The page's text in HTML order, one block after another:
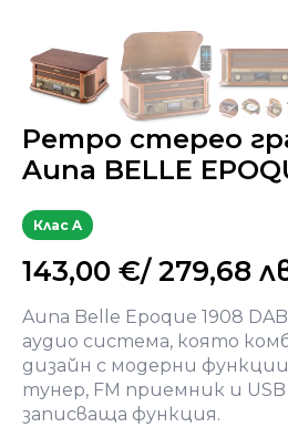
Ретро стерео
Auna BELLE
Клас A
143,00 €/ 279,68
Auna Belle Epoque 1908
аудио система, която
дизайн с модерни функции.
тунер, FM приемник и
записваща функция.